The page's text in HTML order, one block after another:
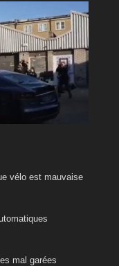
vélo est mauvaise
mal garées